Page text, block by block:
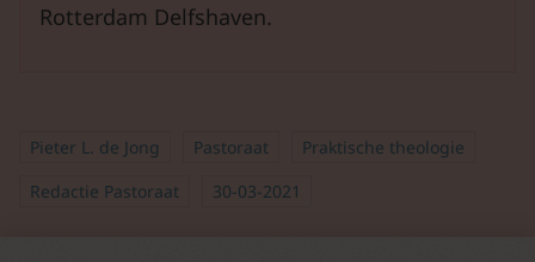
Rotterdam Delfshaven.
Pieter L. de Jong Pastoraat
Praktische theologie
Redactie Pastoraat
30-03-2021